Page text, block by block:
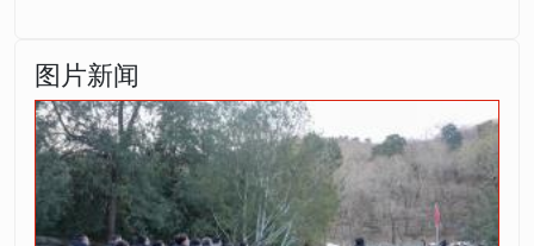
图片新闻